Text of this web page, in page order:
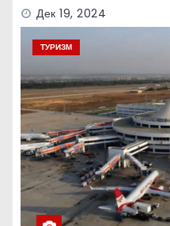
Дек 19, 2024
ТУРИЗМ